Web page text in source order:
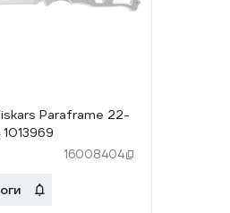
Paraframe 22-
16008404